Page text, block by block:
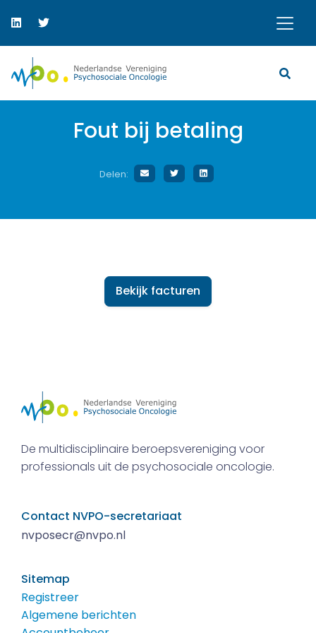
Fout bij betaling
Delen:
Bekijk facturen
De multidisciplinaire beroepsvereniging voor
professionals uit de psychosociale oncologie.
Contact NVPO-secretariaat
nvposecr@nvpo.nl
Sitemap
Registreer
Algemene berichten